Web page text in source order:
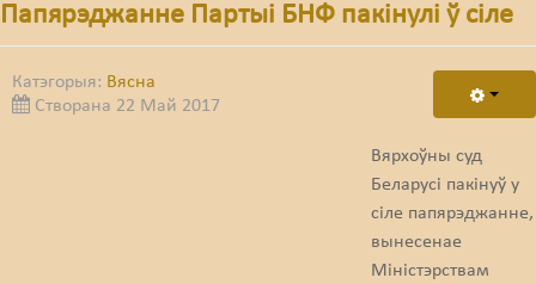
Папярэджанне Партыі БНФ пакінулі ў сіле
Катэгорыя: Вясна
Створана 22 Май 2017
Вярхоўны суд
Беларусі пакінуў у
сіле папярэджанне,
вынесенае
Міністэрствам